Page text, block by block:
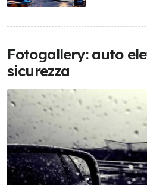
Fotogallery: auto
sicurezza